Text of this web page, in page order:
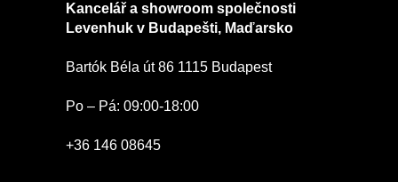
Kancelář a showroom společnosti
Levenhuk v Budapešti, Maďarsko
Bartók Béla út 86 1115 Budapest
Po – Pá: 09:00-18:00
+36 146 08645